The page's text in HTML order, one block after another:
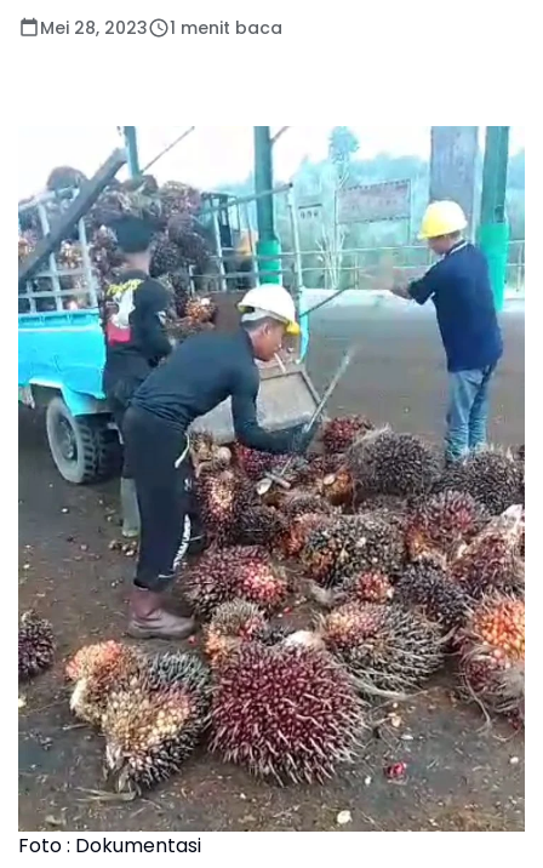
Mei 28, 2023 1 menit baca
Foto : Dokumentasi